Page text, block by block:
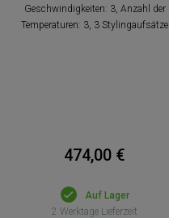
Geschwindigkeiten: 3, Anzahl der
Temperaturen: 3, 3 Stylingaufsätze
474,00 €
Auf Lager
2 Werktage Lieferzeit